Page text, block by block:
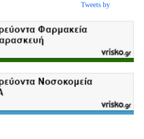
Tweets by